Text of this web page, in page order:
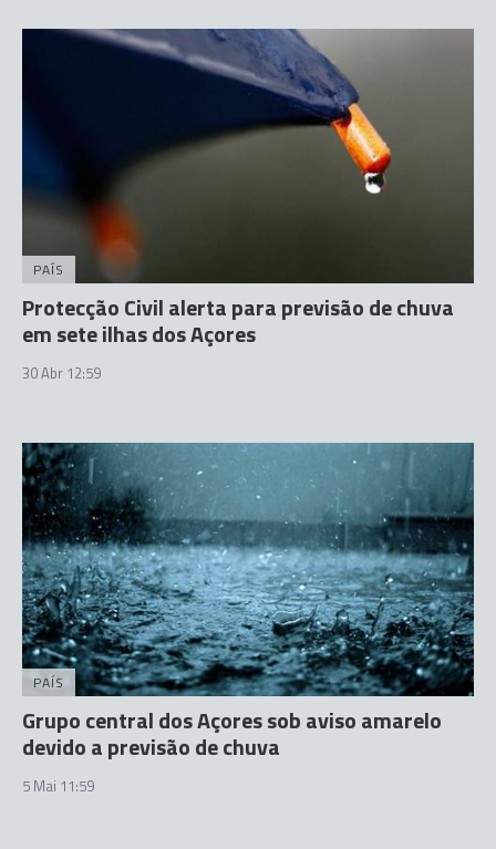
PAÍS
Protecção Civil alerta para previsão de chuva
em sete ilhas dos Açores
30 Abr 12:59
PAÍS
Grupo central dos Açores sob aviso amarelo
devido a previsão de chuva
5 Mai 11:59